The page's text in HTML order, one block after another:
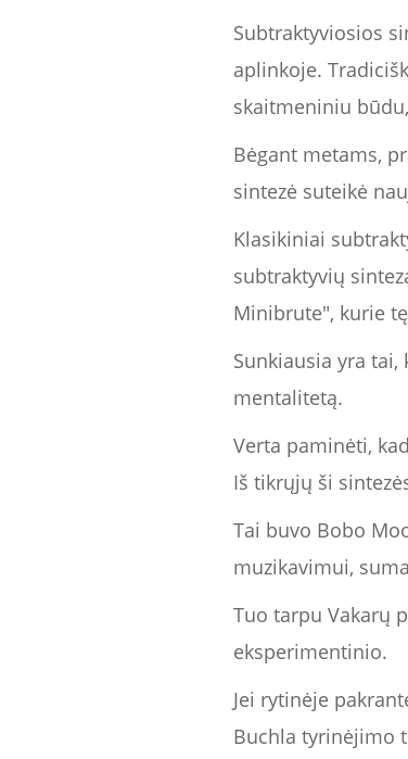
Subtraktyviosios
aplinkoje.
skaitmeniniu
Bėgant metams,
sintezė suteikė
Klasikiniai
subtraktyvių
Minibrute", kurie
Sunkiausia yra
mentalitetą.
Verta paminėti,
Iš tikrųjų ši
Tai buvo Bobo
muzikavimui,
Tuo tarpu Vakarų
eksperimentinio.
Jei rytinėje
Buchla tyrinėjimo